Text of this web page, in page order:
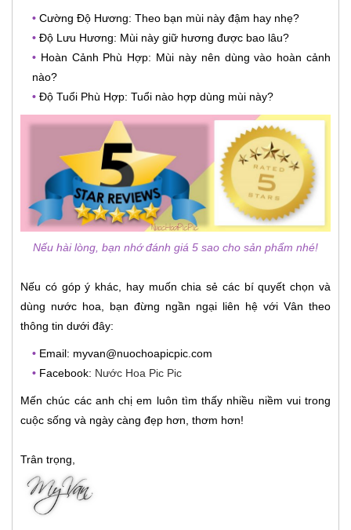
• Cường Độ Hương: Theo bạn mùi này đậm hay nhẹ?
• Độ Lưu Hương: Mùi này giữ hương được bao lâu?
• Hoàn Cảnh Phù Hợp: Mùi này nên dùng vào hoàn cảnh
nào?
• Độ Tuổi Phù Hợp: Tuổi nào hợp dùng mùi này?
Nếu hài lòng, bạn nhớ đánh giá 5 sao cho sản phẩm nhé!
Nếu có góp ý khác, hay muốn chia sẻ các bí quyết chọn và
dùng nước hoa, bạn đừng ngần ngại liên hệ với Vân theo
thông tin dưới đây:
• Email: myvan@nuochoapicpic.com
• Facebook: Nước Hoa Pic Pic
Mến chúc các anh chị em luôn tìm thấy nhiều niềm vui trong
cuộc sống và ngày càng đẹp hơn, thơm hơn!
Trân trọng,